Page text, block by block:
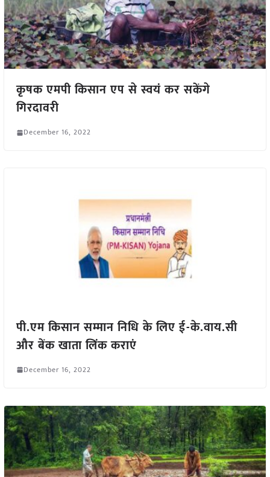
कृषक एमपी किसान एप से स्वयं कर सकेंगे
गिरदावरी
December 16, 2022
पी.एम किसान सम्मान निधि के लिए ई-के.वाय.सी
और बेंक खाता लिंक कराएं
December 16, 2022